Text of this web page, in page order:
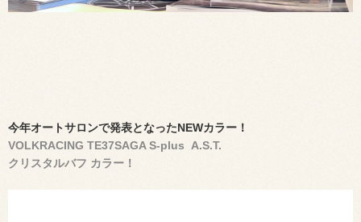
今年オートサロンで発表となったNEWカラー！
VOLKRACING TE37SAGA S-plus
A.S.T.
クリスタルバフ カラー！